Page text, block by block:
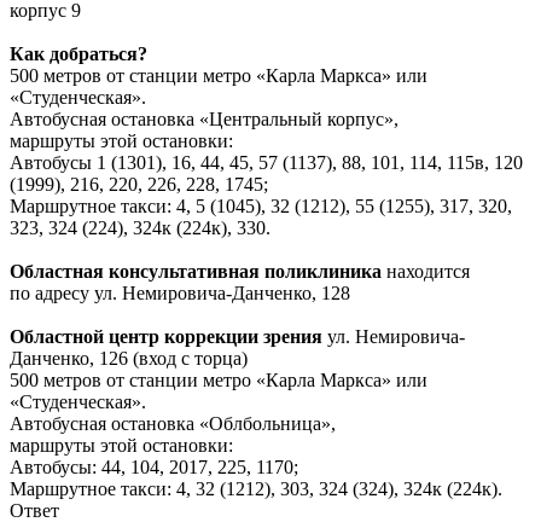
корпус 9
Как добраться?
500 метров от станции метро «Карла Маркса» или
«Студенческая».
Автобусная остановка «Центральный корпус»,
маршруты этой остановки:
Автобусы 1 (1301), 16, 44, 45, 57 (1137), 88, 101, 114, 115в, 120
(1999), 216, 220, 226, 228, 1745;
Маршрутное такси: 4, 5 (1045), 32 (1212), 55 (1255), 317, 320,
323, 324 (224), 324к (224к), 330.
Областная консультативная поликлиника находится
по адресу ул. Немировича-Данченко, 128
Областной центр коррекции зрения ул. Немировича-
Данченко, 126 (вход с торца)
500 метров от станции метро «Карла Маркса» или
«Студенческая».
Автобусная остановка «Облбольница»,
маршруты этой остановки:
Автобусы: 44, 104, 2017, 225, 1170;
Маршрутное такси: 4, 32 (1212), 303, 324 (324), 324к (224к).
Ответ